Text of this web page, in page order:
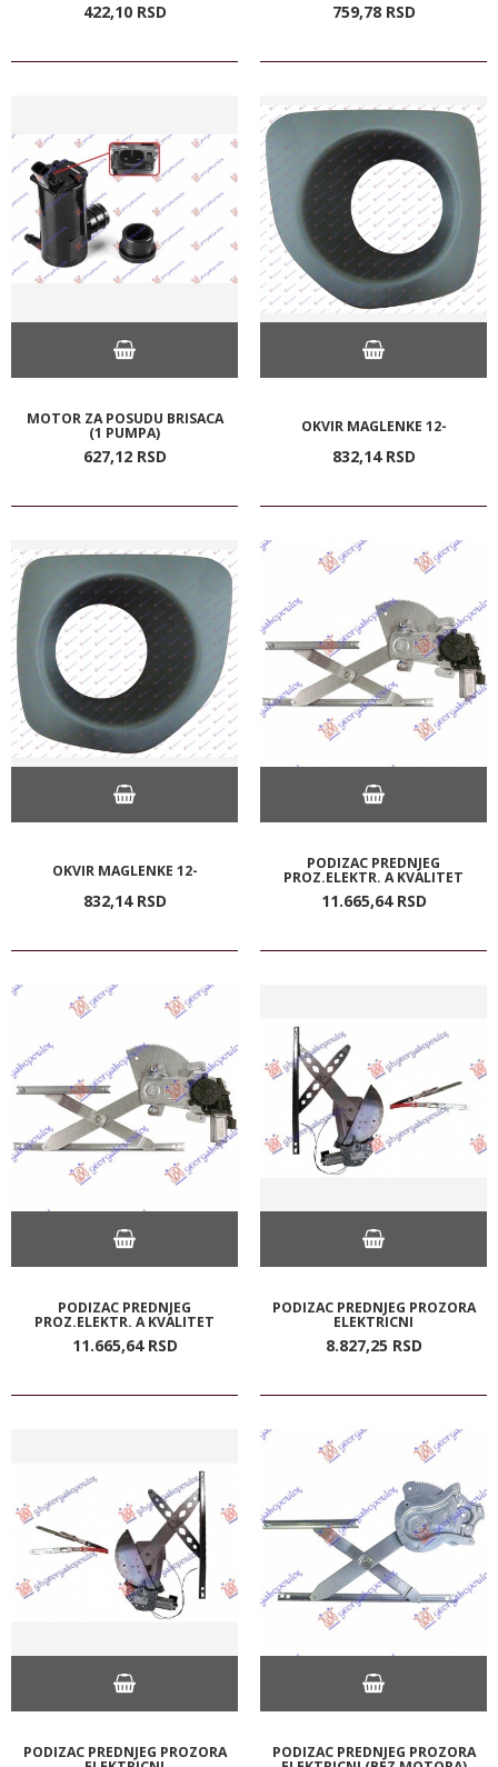
422,10 RSD 759,78 RSD
MOTOR ZA POSUDU BRISACA
(1 PUMPA)
627,12 RSD
OKVIR MAGLENKE 12-
832,14 RSD
OKVIR MAGLENKE 12-
832,14 RSD
PODIZAC PREDNJEG
PROZ.ELEKTR. A KVALITET
11.665,64 RSD
PODIZAC PREDNJEG
PROZ.ELEKTR. A KVALITET
11.665,64 RSD
PODIZAC PREDNJEG PROZORA
ELEKTRICNI
8.827,25 RSD
PODIZAC PREDNJEG PROZORA PODIZAC PREDNJEG PROZORA